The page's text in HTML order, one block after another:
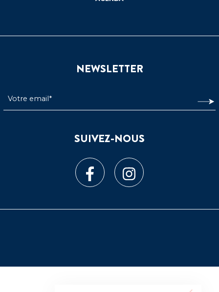
NEWSLETTER
SUIVEZ-NOUS